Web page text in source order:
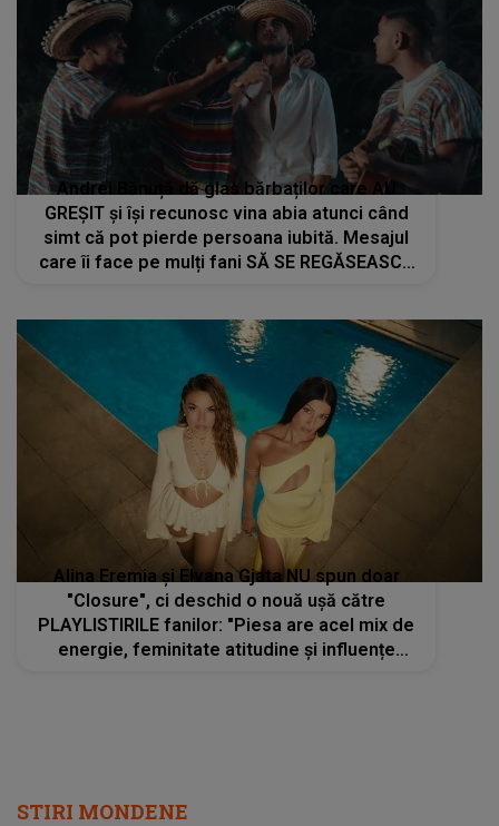
Andrei Bănuță dă glas bărbaților care AU
GREȘIT și își recunosc vina abia atunci când
simt că pot pierde persoana iubită. Mesajul
care îi face pe mulți fani SĂ SE REGĂSEASCĂ
Alina Eremia și Elvana Gjata NU spun doar
"Closure", ci deschid o nouă ușă către
PLAYLISTIRILE fanilor: "Piesa are acel mix de
energie, feminitate atitudine și influențe
STIRI MONDENE